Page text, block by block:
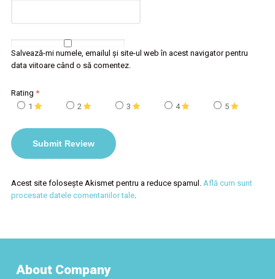
Salvează-mi numele, emailul și site-ul web în acest navigator pentru
data viitoare când o să comentez.
Rating *
1
2 3 4 5
Acest site folosește Akismet pentru a reduce spamul. Află cum sunt
procesate datele comentariilor tale.
About Company